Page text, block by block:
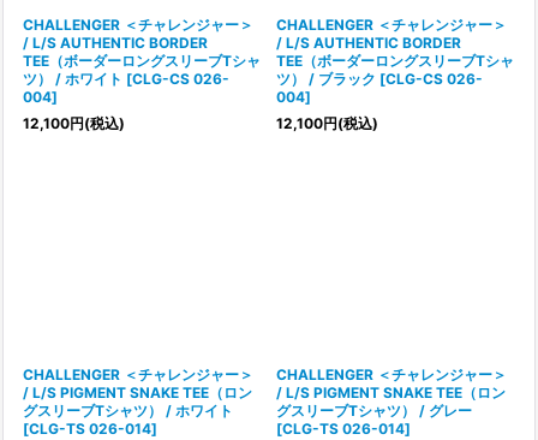
CHALLENGER ＜チャレンジャー＞
/ L/S AUTHENTIC BORDER
TEE（ボーダーロングスリーブTシャ
ツ） / ホワイト [CLG-CS 026-
004]
12,100円(税込)
CHALLENGER ＜チャレンジャー＞
/ L/S AUTHENTIC BORDER
TEE（ボーダーロングスリーブTシャ
ツ） / ブラック [CLG-CS 026-
004]
12,100円(税込)
CHALLENGER ＜チャレンジャー＞
/ L/S PIGMENT SNAKE TEE（ロン
グスリーブTシャツ） / ホワイト
[CLG-TS 026-014]
CHALLENGER ＜チャレンジャー＞
/ L/S PIGMENT SNAKE TEE（ロン
グスリーブTシャツ） / グレー
[CLG-TS 026-014]